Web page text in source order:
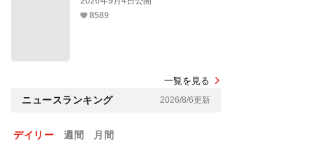
8589
一覧を見る
ニュースランキング 2026/8/6更新
デイリー 週間 月間